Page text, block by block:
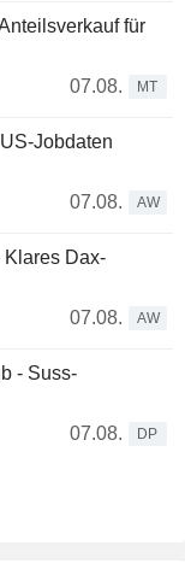
für
07.08.
MT
Jobdaten
07.08.
AW
Klares Dax-
07.08.
AW
- Suss-
07.08.
DP